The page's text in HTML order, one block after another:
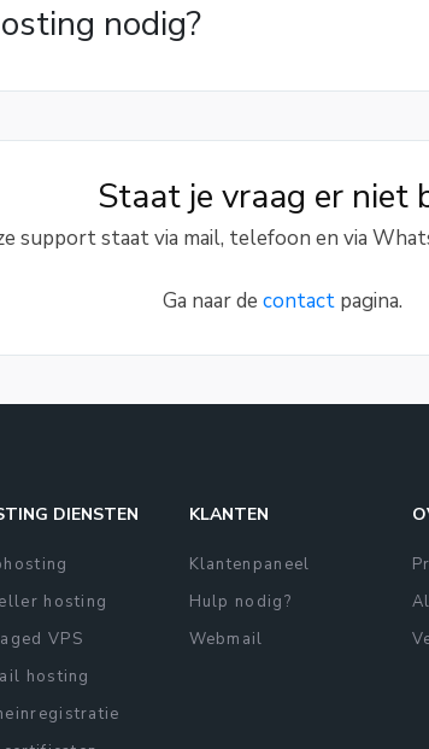
nodig?
Staat je vraag er niet
support staat via mail, telefoon en via
Ga naar de contactpagina.
DIENSTEN
hosting
VPS
hosting
KLANTEN
Klantenpaneel
Hulp nodig?
Webmail